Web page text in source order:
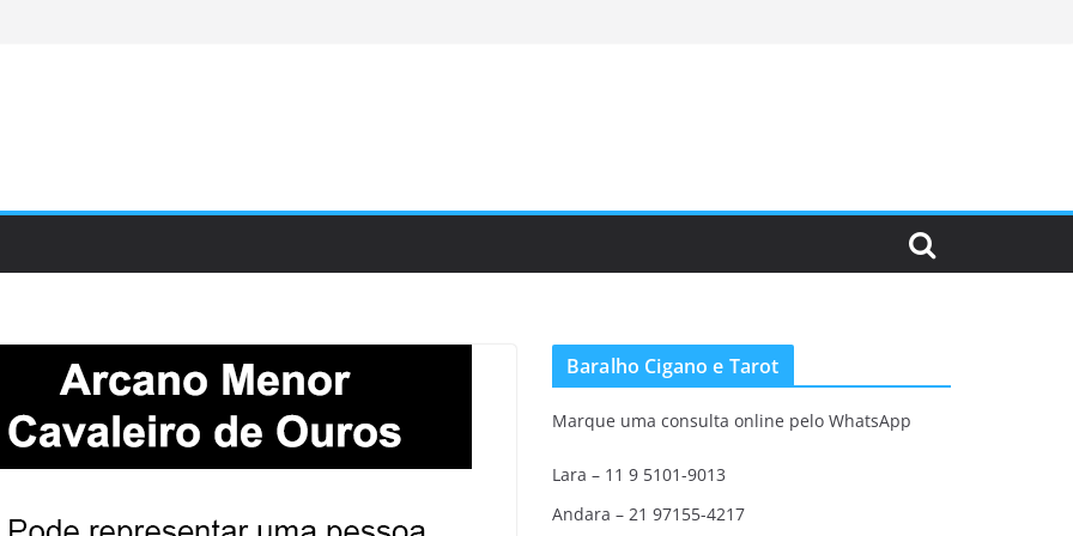
Baralho Cigano e Tarot
Marque uma consulta online pelo WhatsApp
Lara – 11 9 5101-9013
Andara – 21 97155-4217